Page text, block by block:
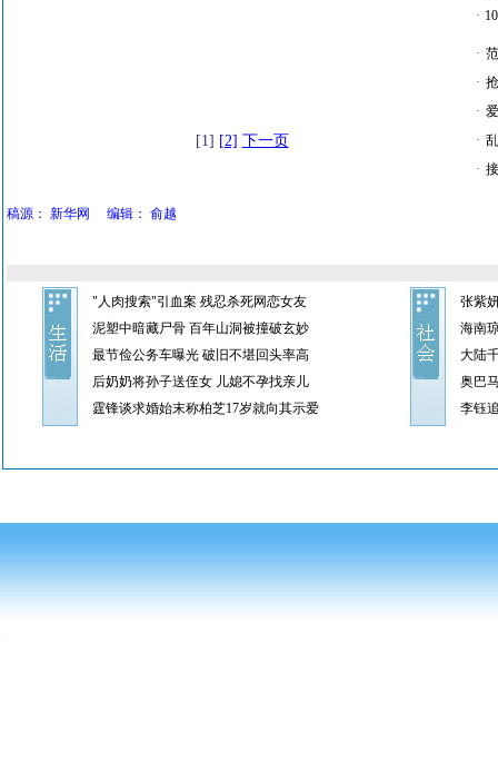
[1] [2] 下一页
·
·
·
·
·
·
稿源： 新华网 编辑： 俞越
"人肉搜索"引血案 残忍杀死网恋女友
泥塑中暗藏尸骨 百年山洞被撞破玄妙
最节俭公务车曝光 破旧不堪回头率高
后奶奶将孙子送侄女 儿媳不孕找亲儿
霆锋谈求婚始末称柏芝17岁就向其示爱
张紫
海南
大陆
奥巴
李钰